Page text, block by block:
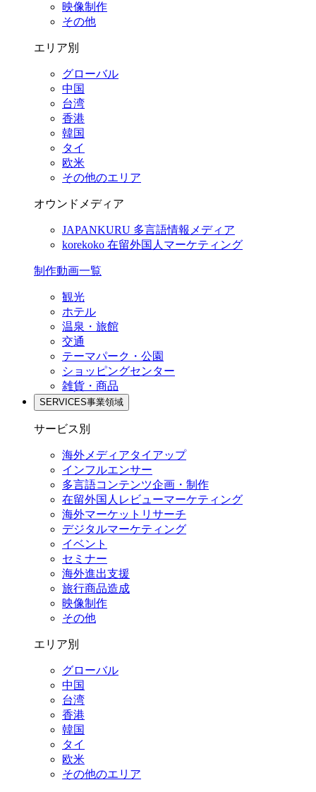
映像制作
その他
エリア別
グローバル
中国
台湾
香港
韓国
タイ
欧米
その他のエリア
オウンドメディア
JAPANKURU 多言語情報メディア
korekoko 在留外国人マーケティング
制作動画一覧
観光
ホテル
温泉・旅館
交通
テーマパーク・公園
ショッピングセンター
雑貨・商品
SERVICES事業領域
サービス別
海外メディアタイアップ
インフルエンサー
多言語コンテンツ企画・制作
在留外国⼈レビューマーケティング
海外マーケットリサーチ
デジタルマーケティング
イベント
セミナー
海外進出支援
旅行商品造成
映像制作
その他
エリア別
グローバル
中国
台湾
香港
韓国
タイ
欧米
その他のエリア